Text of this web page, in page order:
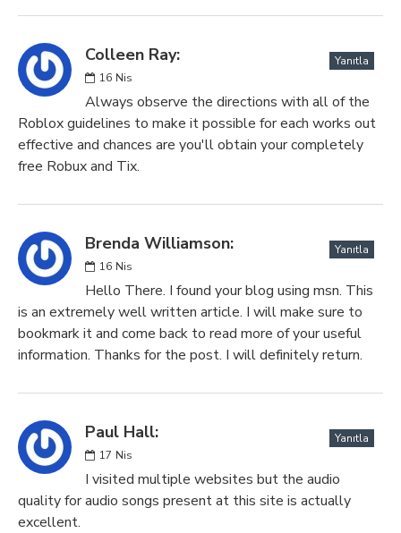
Colleen Ray:
16 Nis
Yanıtla
Always observe the directions with all of the
Roblox guidelines to make it possible for each works out
effective and chances are you'll obtain your completely
free Robux and Tix.
Brenda Williamson:
16 Nis
Yanıtla
Hello There. I found your blog using msn. This
is an extremely well written article. I will make sure to
bookmark it and come back to read more of your useful
information. Thanks for the post. I will definitely return.
Paul Hall:
17 Nis
Yanıtla
I visited multiple websites but the audio
quality for audio songs present at this site is actually
excellent.